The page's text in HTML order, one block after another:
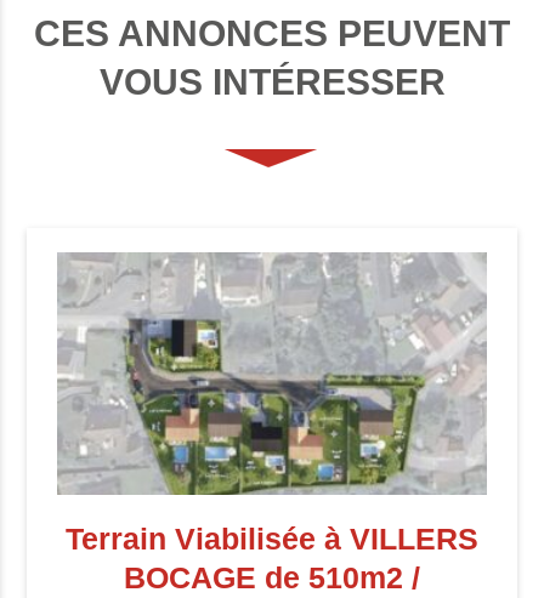
CES ANNONCES PEUVENT
VOUS INTÉRESSER
Terrain Viabilisée à VILLERS
BOCAGE de 510m2 /